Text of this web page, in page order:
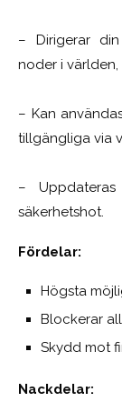
– Dirigerar
noder i
– Kan
tillgängliga via
–
säkerhetshot.
Fördelar:
Högsta
Blockerar
Skydd mot
Nackdelar: